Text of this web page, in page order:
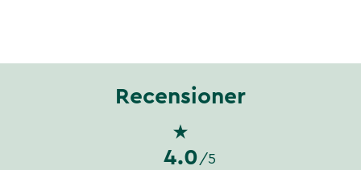
Recensioner
4.0 /5